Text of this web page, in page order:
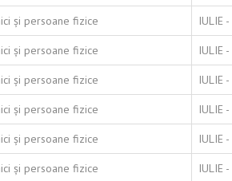
și persoane fizice IULIE
și persoane fizice IULIE
și persoane fizice IULIE
și persoane fizice IULIE
și persoane fizice IULIE
și persoane fizice IULIE